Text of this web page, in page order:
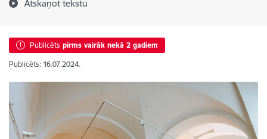
Atskaņot tekstu
Publicēts pirms vairāk nekā 2 gadiem
Publicēts: 16.07.2024.